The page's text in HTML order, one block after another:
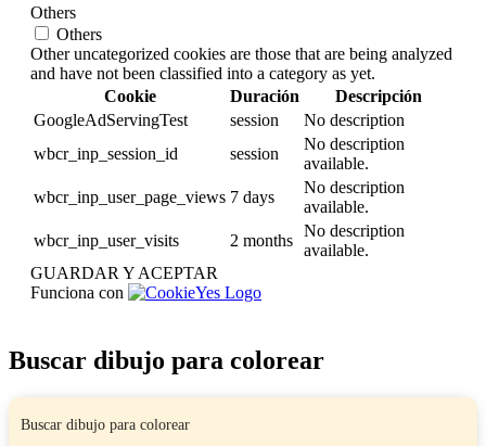
Others
Others
Other uncategorized cookies are those that are being analyzed
and have not been classified into a category as yet.
Cookie
Duración
Descripción
GoogleAdServingTest
session
No description
wbcr_inp_session_id
session
No description
available.
wbcr_inp_user_page_views 7 days
No description
available.
wbcr_inp_user_visits
2 months
No description
available.
GUARDAR Y ACEPTAR
Funciona con
Buscar dibujo para colorear